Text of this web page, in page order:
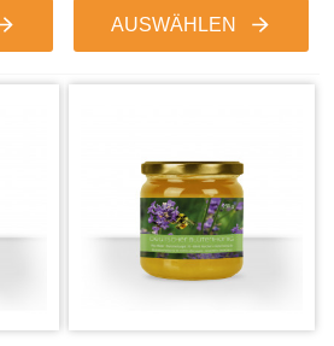
AUSWÄHLEN